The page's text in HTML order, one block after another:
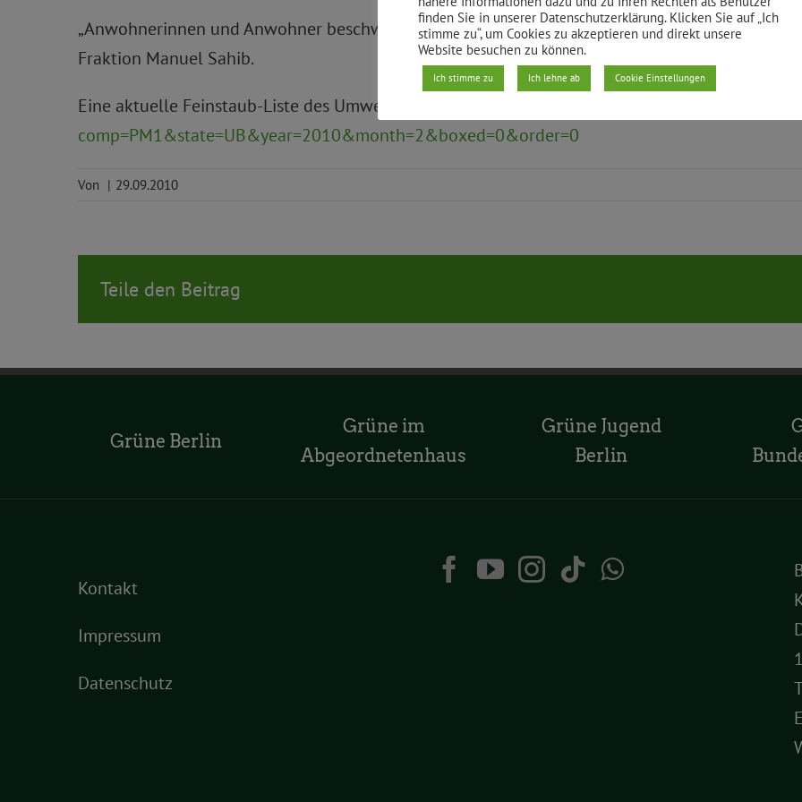
„Anwohnerinnen und Anwohner beschweren sich hier zu Recht über den hohen
Fraktion Manuel Sahib.
Eine aktuelle Feinstaub-Liste des Umweltbundesamtes finden Sie hier:
www.env-it.de/
comp=PM1&state=UB&year=2010&month=2&boxed=0&order=0
Von | 29.09.2010
Teile den Beitrag
Grüne Berlin
Grüne im
Abgeordnetenhaus
Grüne Jugend
Berlin
Kontakt
Impressum
Datenschutz
finden Sie in unserer Datenschutzerklärung. Klicken Sie auf „Ich
stimme zu“, um Cookies zu akzeptieren und direkt unsere
Website besuchen zu können.
Ich stimme zu Ich lehne ab Cookie Einstellungen